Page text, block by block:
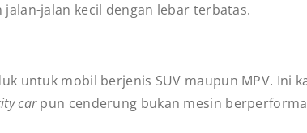
jalan kecil dengan lebar terbatas.
untuk mobil berjenis SUV maupun MPV. Ini
carpun cenderung bukan mesin